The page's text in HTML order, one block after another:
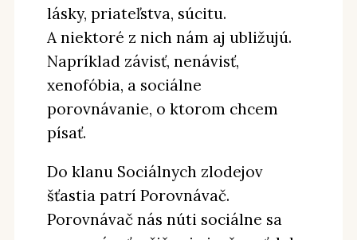
lásky, priateľstva, súcitu.
A niektoré z nich nám aj ubližujú.
Napríklad závisť, nenávisť,
xenofóbia, a sociálne
porovnávanie, o ktorom chcem
písať.
Do klanu Sociálnych zlodejov
šťastia patrí Porovnávač.
Porovnávač nás núti sociálne sa